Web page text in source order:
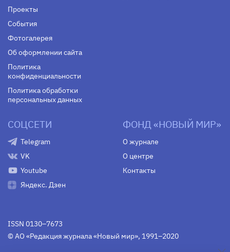
Проекты
События
Фотогалерея
Об оформлении сайта
Политика
конфиденциальности
Политика обработки
персональных данных
СОЦСЕТИ
Telegram
VK
Youtube
Яндекс. Дзен
ФОНД «НОВЫЙ МИР»
О журнале
О центре
Контакты
ISSN 0130–7673
© АО «Редакция журнала «Новый мир», 1991–2020